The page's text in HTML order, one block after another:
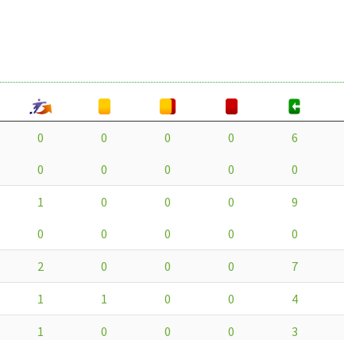
0 0 0 0 6
0 0 0 0 0
1 0 0 0 9
0 0 0 0 0
2 0 0 0 7
1 1 0 0 4
1 0 0 0 3